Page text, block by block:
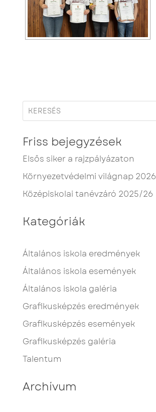
Friss bejegyzések
Elsős siker a rajzpályázaton
Környezetvédelmi világnap 2026
Középiskolai tanévzáró 2025/26
Kategóriák
Általános iskola eredmények
Általános iskola események
Általános iskola galéria
Grafikusképzés eredmények
Grafikusképzés események
Grafikusképzés galéria
Talentum
Archívum